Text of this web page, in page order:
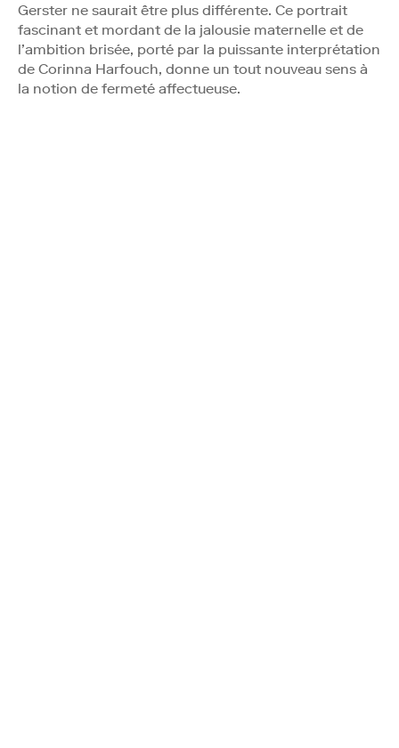
Gerster ne saurait être plus différente. Ce portrait
fascinant et mordant de la jalousie maternelle et de
l’ambition brisée, porté par la puissante interprétation
de Corinna Harfouch, donne un tout nouveau sens à
la notion de fermeté affectueuse.